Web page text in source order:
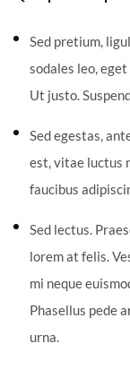
Sed pretium,
sodales leo,
Ut justo.
Sed egestas,
est, vitae luctus
faucibus
Sed lectus.
lorem at felis.
mi neque
Phasellus pede
urna.